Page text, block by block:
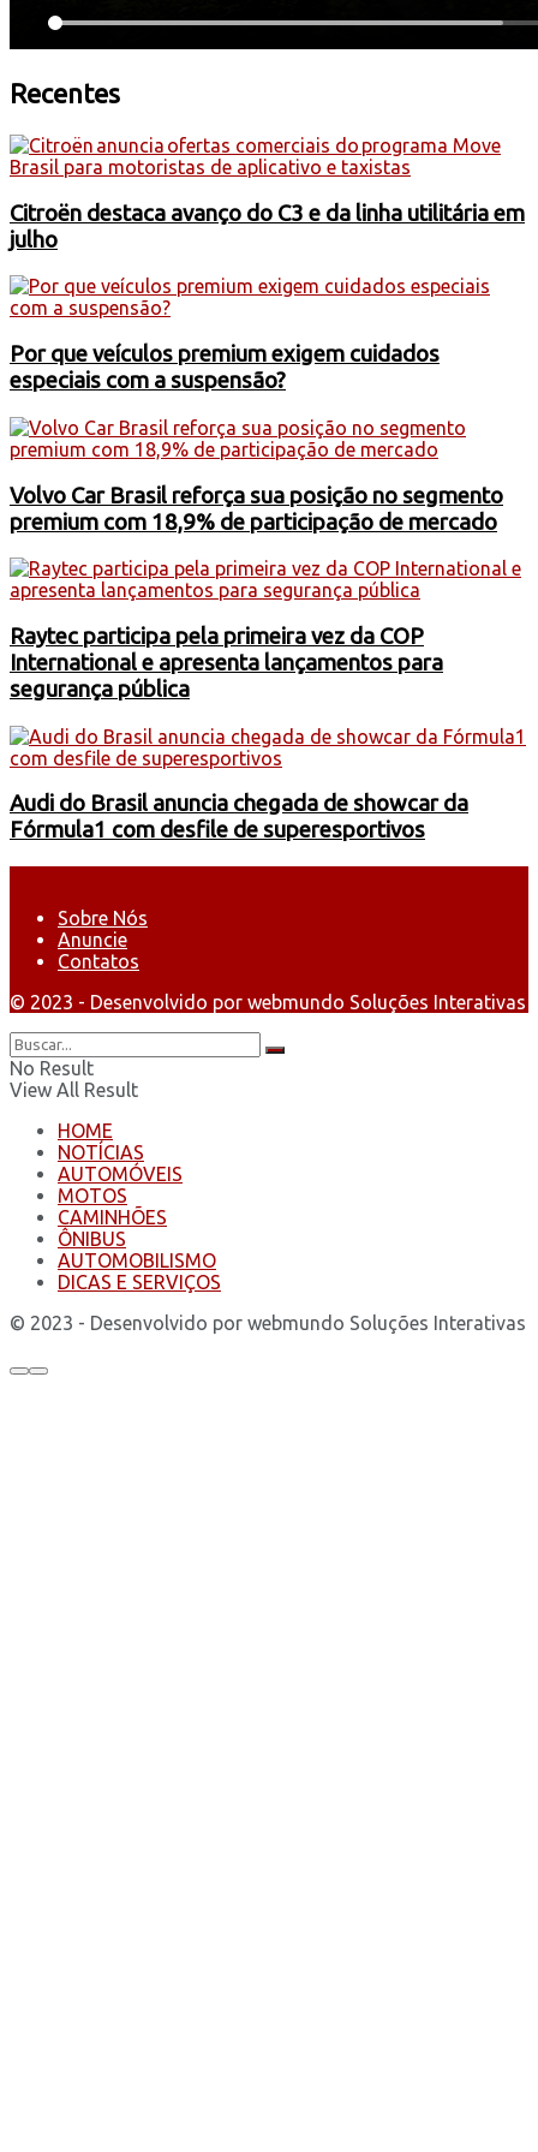
Recentes
Citroën destaca avanço do C3 e da linha utilitária em
julho
Por que veículos premium exigem cuidados
especiais com a suspensão?
Volvo Car Brasil reforça sua posição no segmento
premium com 18,9% de participação de mercado
Raytec participa pela primeira vez da COP
International e apresenta lançamentos para
segurança pública
Audi do Brasil anuncia chegada de showcar da
Fórmula1 com desfile de superesportivos
Sobre Nós
Anuncie
Contatos
© 2023 - Desenvolvido por webmundo Soluções Interativas
No Result
View All Result
HOME
NOTÍCIAS
AUTOMÓVEIS
MOTOS
CAMINHÕES
ÔNIBUS
AUTOMOBILISMO
DICAS E SERVIÇOS
© 2023 - Desenvolvido por webmundo Soluções Interativas